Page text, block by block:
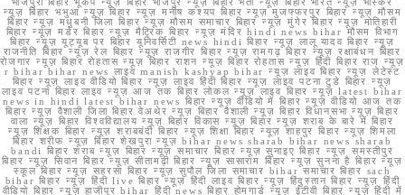
न्यूज़ बिहार भभुआ न्यूज़ बिहार न्यूज़ मनीष कश्यप बिहार न्यूज़ मुजफ्फरपुर बिहार न्यूज़ मौसम
बिहार न्यूज़ मधुबनी जिला बिहार न्यूज़ मौसम समाचार बिहार न्यूज़ मुंगेर बिहार न्यूज़ मोतिहारी
बिहार न्यूज़ मर्डर बिहार न्यूज़ मैट्रिक बिहार न्यूज़ मंदिर hindi news bihar मौसम विभाग
बिहार न्यूज़ यूट्यूब पर बिहार यूनिवर्सिटी news hindi बिहार न्यूज़ लालू यादव बिहार न्यूज़
राजनीति बिहार न्यूज़ रेल बिहार न्यूज़ राजगीर बिहार न्यूज़ रामगढ़ बिहार न्यूज़ रक्षाबंधन बिहार
रोजगार न्यूज़ बिहार रोहतास न्यूज़ बिहार राशन न्यूज़ बिहार रोहतास न्यूज़ हिंदी बिहार राज न्यूज़
r bihar bihar news लाइव manish kashyap bihar न्यूज़ लाइव बिहार न्यूज़ लेटेस्ट
बिहार न्यूज़ लाइव वीडियो बिहार न्यूज़ लाइव हिंदी बिहार न्यूज़ लाइव पटना टुडे बिहार न्यूज़
लाइव पटना बिहार लाइव न्यूज़ आज तक बिहार लोकल न्यूज़ लाइव बिहार न्यूज़ latest bihar
news in hindi latest bihar news बिहार न्यूज़ वीडियो में बिहार न्यूज़ वीडियो आज तक
बिहार न्यूज़ वैशाली जिला बिहार वेअथेर न्यूज़ बिहार वैशाली न्यूज़ बिहार विधानसभा न्यूज़ बिहार
वाला न्यूज़ बिहार विश्वविद्यालय न्यूज़ बिहार विकास न्यूज़ बिहार न्यूज़ शराब के बारे में बिहार
न्यूज़ शिक्षक बिहार न्यूज़ शराबबंदी बिहार न्यूज़ शिक्षा बिहार न्यूज़ शाहपुर बिहार न्यूज़ शिमला
बिहार शरीफ न्यूज़ बिहार शेखपुरा न्यूज़ bihar news sharab bihar news sharab
bandi बिहार शराब न्यूज़ बिहार न्यूज़ समाचार बिहार न्यूज़ सुनाइए बिहार न्यूज़ समस्तीपुर
बिहार न्यूज़ सिवान बिहार न्यूज़ सीतामढ़ी बिहार न्यूज़ सासाराम बिहार न्यूज़ सुनना है बिहार न्यूज़
स्कूल बिहार न्यूज़ सहरसा बिहार न्यूज़ सुपौल जिला समाचार bihar समाचार बिहार sach
bihar बिहार न्यूज़ हिंदी live बिहार न्यूज़ हिंदी लाइव बिहार न्यूज़ हिंदुस्तान बिहार न्यूज़ हिंदी
वीडियो बिहार न्यूज़ हाजीपुर bihar हिंदी news बिहार होमगार्ड न्यूज़ ईटीवी बिहार न्यूज़ हिंदी में